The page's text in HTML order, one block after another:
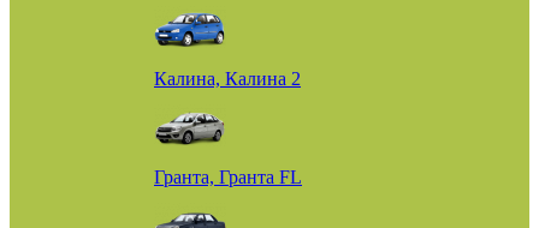
Калина, Калина 2
Гранта, Гранта FL